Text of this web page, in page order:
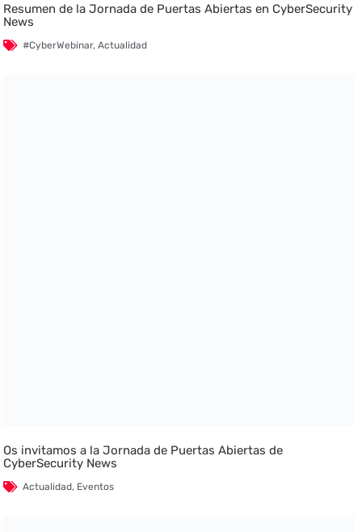
Resumen de la Jornada de Puertas Abiertas en CyberSecurity
News
#CyberWebinar,Actualidad
Os invitamos a la Jornada de Puertas Abiertas de
CyberSecurity News
Actualidad, Eventos